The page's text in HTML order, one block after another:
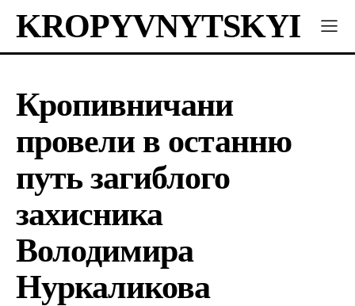
KROPYVNYTSKYI
Кропивничани
провели в останню
путь загиблого
захисника
Володимира
Нуркаликова